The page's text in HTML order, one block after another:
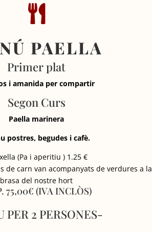

PAELLA
Primer plat
i amanida per compartir
Segon Curs
Paella marinera
postres, begudes i cafè.
(Pa i aperitiu ) 1.25 €
de carn van acompanyats de verdures a la
brasa del nostre hort
75,00€ (IVA INCLÒS)
PER 2 PERSONES-